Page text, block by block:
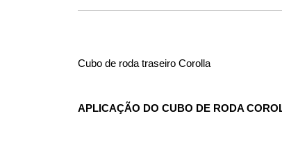
Cubo de roda traseiro Corolla
APLICAÇÃO DO CUBO DE RODA